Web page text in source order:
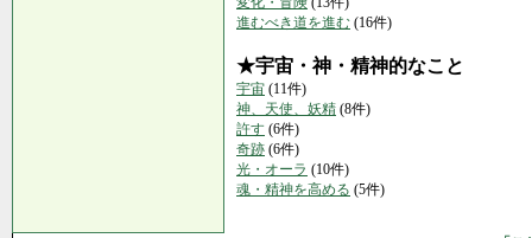
進むべき道を進む (16件)
★宇宙・神・精神的なこと
宇宙 (11件)
神、天使、妖精 (8件)
許す (6件)
奇跡 (6件)
光・オーラ (10件)
魂・精神を高める (5件)